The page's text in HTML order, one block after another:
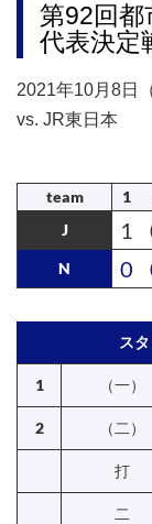
第92回都
代表決定
2021年10月8日
vs. JR東日本
team 1
J
1
N 0
ス
1 （一）
2 （二）
打
二